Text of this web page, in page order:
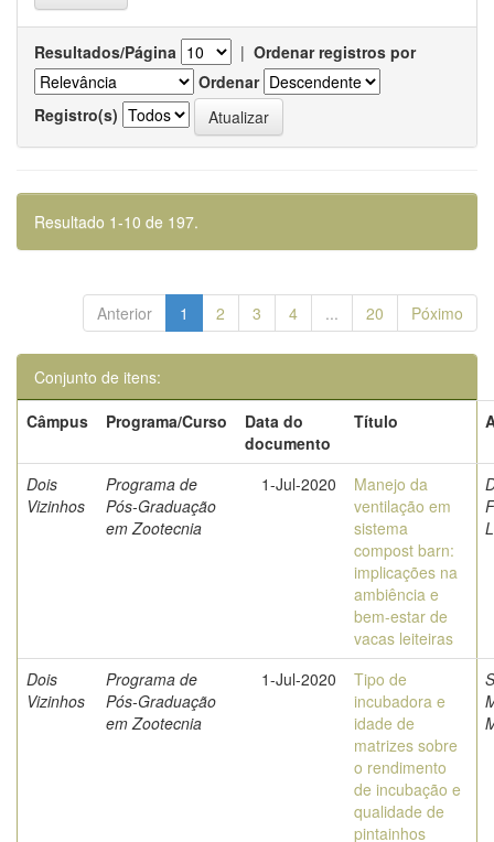
Resultados/Página | Ordenar registros por
Ordenar
Registro(s)
Resultado 1-10 de 197.
Anterior 1 2 3 4 ... 20 Póximo
Conjunto de itens:
Câmpus
Programa/Curso
Data do
documento
Título
Dois
Vizinhos
Programa de
Pós-Graduação
em Zootecnia
1-Jul-2020
Manejo da
ventilação em
sistema
compost barn:
implicações na
ambiência e
bem-estar de
vacas leiteiras
Dois
Vizinhos
Programa de
Pós-Graduação
em Zootecnia
1-Jul-2020
Tipo de
incubadora e
idade de
matrizes sobre
o rendimento
de incubação e
qualidade de
pintainhos